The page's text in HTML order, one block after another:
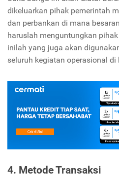
dikeluarkan pihak pemerintah
dan perbankan di mana
haruslah menguntungkan
inilah yang juga akan
seluruh kegiatan operasional
4. Metode Transaksi